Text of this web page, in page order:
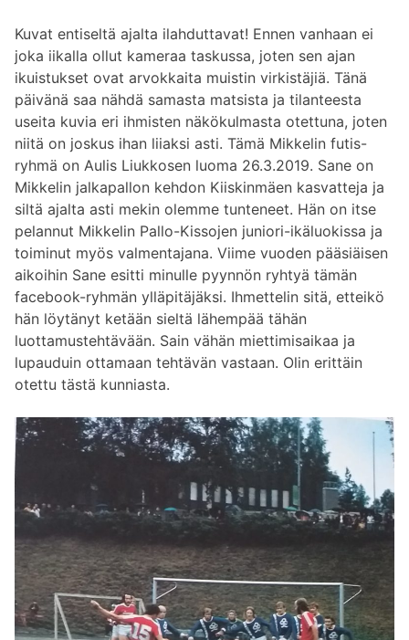
Kuvat entiseltä ajalta ilahduttavat! Ennen vanhaan ei
joka iikalla ollut kameraa taskussa, joten sen ajan
ikuistukset ovat arvokkaita muistin virkistäjiä. Tänä
päivänä saa nähdä samasta matsista ja tilanteesta
useita kuvia eri ihmisten näkökulmasta otettuna, joten
niitä on joskus ihan liiaksi asti. Tämä Mikkelin futis-
ryhmä on Aulis Liukkosen luoma 26.3.2019. Sane on
Mikkelin jalkapallon kehdon Kiiskinmäen kasvatteja ja
siltä ajalta asti mekin olemme tunteneet. Hän on itse
pelannut Mikkelin Pallo-Kissojen juniori-ikäluokissa ja
toiminut myös valmentajana. Viime vuoden pääsiäisen
aikoihin Sane esitti minulle pyynnön ryhtyä tämän
facebook-ryhmän ylläpitäjäksi. Ihmettelin sitä, etteikö
hän löytänyt ketään sieltä lähempää tähän
luottamustehtävään. Sain vähän miettimisaikaa ja
lupauduin ottamaan tehtävän vastaan. Olin erittäin
otettu tästä kunniasta.